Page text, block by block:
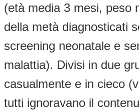
(età media 3 mesi, peso
della metà diagnosticati
screening neonatale e
malattia). Divisi in due
casualmente e in cieco
tutti ignoravano il